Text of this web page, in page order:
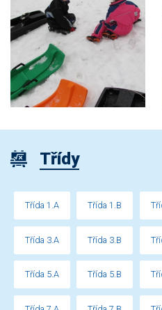
Třídy
Třída 1.A Třída 1.B
Třída 3.A Třída 3.B
Třída 5.A Třída 5.B